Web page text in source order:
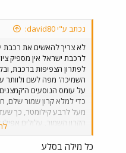
נכתב ע"י david80:
לא צריך להאשים את רכבת
לרכבת ישראל אין מספיק
לפתרון הצפיפות ברכבת,
השמיכה' מפה לשם
על עומס הנוסעים
כדי למלא קרון שמור שלם,
מעל לרבע קילומטר, כך
הקרון השמור, עלולים
על האחריות לזיהום
הכבישים באיזורים הסמוכים
כל מילה בסלע